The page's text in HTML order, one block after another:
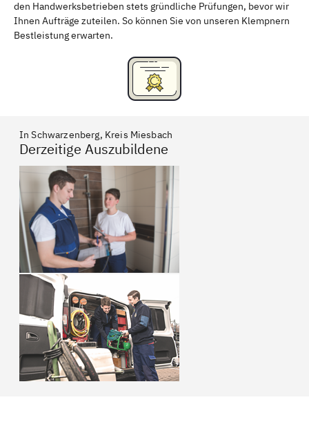
den Handwerksbetrieben stets gründliche Prüfungen, bevor wir
Ihnen Aufträge zuteilen. So können Sie von unseren Klempnern
Bestleistung erwarten.
In Schwarzenberg, Kreis Miesbach
Derzeitige Auszubildene